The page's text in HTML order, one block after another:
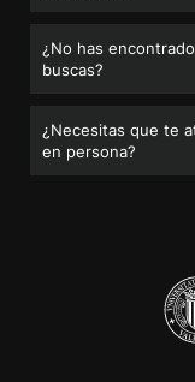
¿No has
buscas?
¿Necesitas que te
en persona?